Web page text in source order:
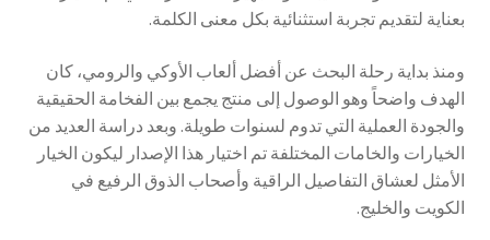
بعناية لتقديم تجربة استثنائية بكل معنى الكلمة.
ومنذ بداية رحلة البحث عن أفضل ألعاب الأوكي والرومي، كان
الهدف واضحاً وهو الوصول إلى منتج يجمع بين الفخامة الحقيقية
والجودة العملية التي تدوم لسنوات طويلة. وبعد دراسة العديد من
الخيارات والخامات المختلفة تم اختيار هذا الإصدار ليكون الخيار
الأمثل لعشاق التفاصيل الراقية وأصحاب الذوق الرفيع في
الكويت والخليج.